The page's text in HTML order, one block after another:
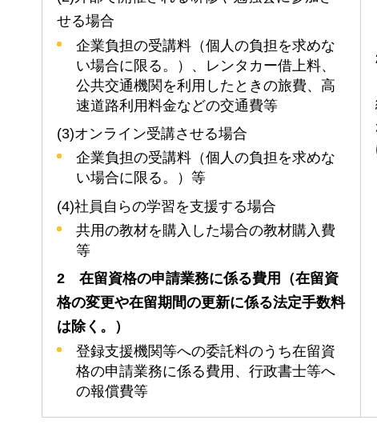
せる場合
企業負担の受講料（個人の負担を求めな
い場合に限る。）、レンタカー借上料、
公共交通機関を利用したときの旅費、高
速道路利用料金などの交通費等
(3)オンライン受講させる場合
企業負担の受講料（個人の負担を求めな
い場合に限る。）等
(4)社員自らの学習を支援する場合
共用の教材を購入した場合の教材購入費
等
2
在留資格の申請業務に係る費用（在留資
格の変更や在留期間の更新に係る法定手数料
は除く。）
登録支援機関等への委託料のうち在留資
格の申請業務に係る費用、行政書士等へ
の報償費等